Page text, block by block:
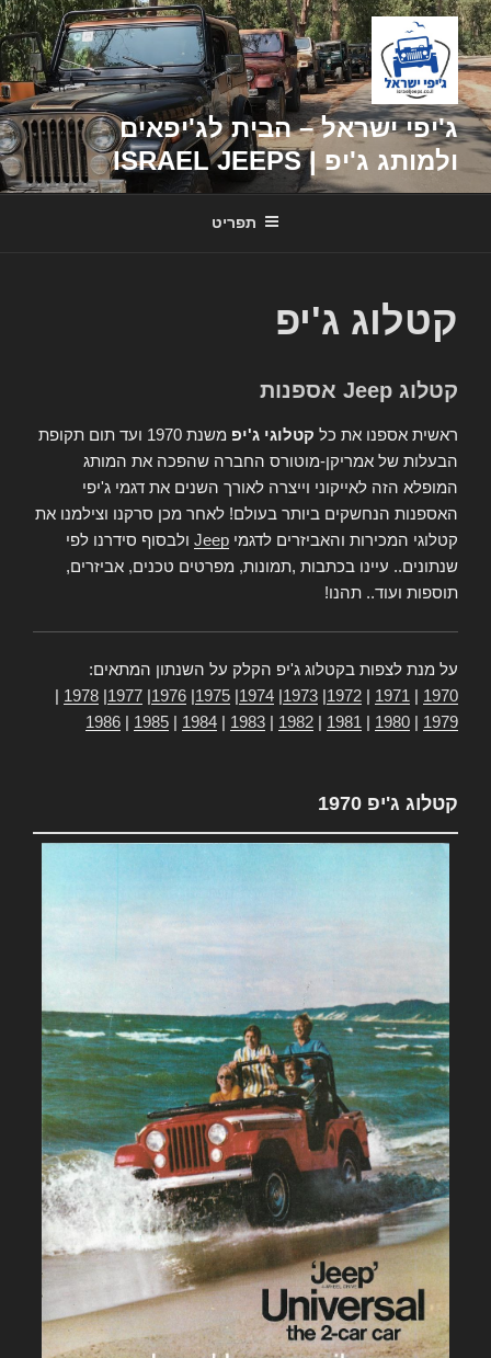
דילוג
לתוכן
ג'יפי ישראל – הבית לג'יפאים
ולמותג ג'יפ | ISRAEL JEEPS
תפריט
קטלוג ג'יפ
קטלוג Jeep אספנות
ראשית אספנו את כל קטלוגי ג'יפ
משנת 1970 ועד תום תקופת
הבעלות של אמריקן-מוטורס החברה שהפכה את המותג
המופלא הזה לאייקוני וייצרה לאורך השנים את דגמי ג'יפי
האספנות הנחשקים ביותר בעולם! לאחר מכן סרקנו וצילמנו את
קטלוגי המכירות והאביזרים לדגמי Jeep ולבסוף סידרנו לפי
שנתונים.. עיינו בכתבות ,תמונות, מפרטים טכנים, אביזרים,
תוספות ועוד.. תהנו!
על מנת לצפות בקטלוג ג'יפ הקלק על השנתון המתאים:
1970
1971
1972
1973
1974
1975
1976
1977
1978
1979
1980
1981
1982
1983
1984
1985
1986
קטלוג ג'יפ 1970